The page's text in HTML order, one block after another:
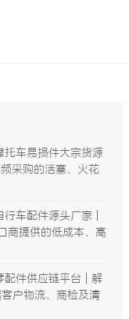
托车易损件大宗货源
频采购的活塞、火花
车配件源头厂家 |
商提供的低成本、高
配件供应链平台 | 解
户物流、商检及清